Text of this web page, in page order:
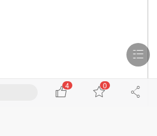
4 0